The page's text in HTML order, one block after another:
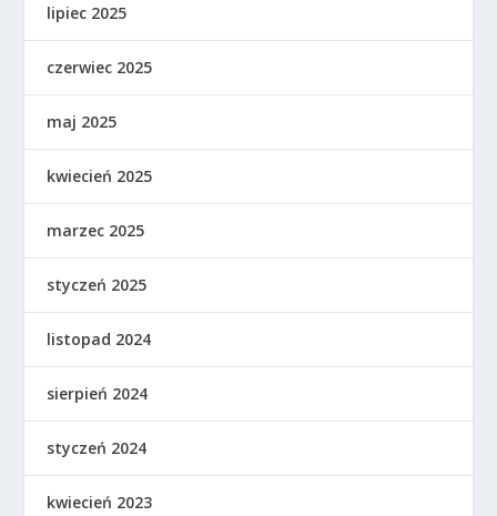
lipiec 2025
czerwiec 2025
maj 2025
kwiecień 2025
marzec 2025
styczeń 2025
listopad 2024
sierpień 2024
styczeń 2024
kwiecień 2023